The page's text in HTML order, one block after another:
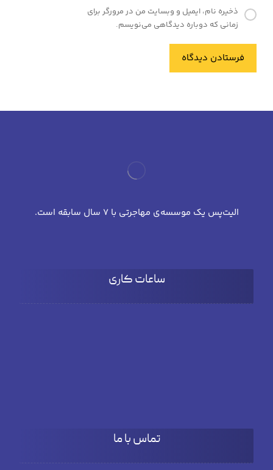
ذخیره نام، ایمیل و وبسایت من در مرورگر برای
زمانی که دوباره دیدگاهی می‌نویسم.
فرستادن دیدگاه
الیت‌پس یک موسسه‌ی مهاجرتی با 7 سال سابقه است.
ساعات کاری
تماس با ما